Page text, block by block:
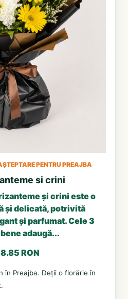
PENTRU PREAJBA
si crini
și crini este o
și delicată, potrivită
și parfumat. Cele 3
adaugă...
RON
în Preajba. Deții o florărie în